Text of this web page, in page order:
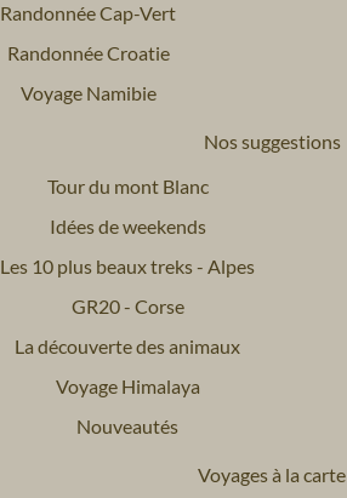
Randonnée Cap-Vert
Randonnée Croatie
Voyage Namibie
Nos suggestions
Tour du mont Blanc
Idées de weekends
Les 10 plus beaux treks - Alpes
GR20 - Corse
La découverte des animaux
Voyage Himalaya
Nouveautés
Voyages à la carte